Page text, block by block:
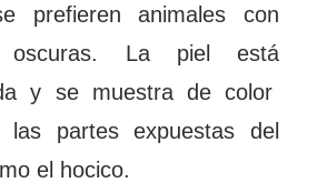
prefieren animales con
oscuras. La piel está
y se muestra de color
las partes expuestas del
el hocico.